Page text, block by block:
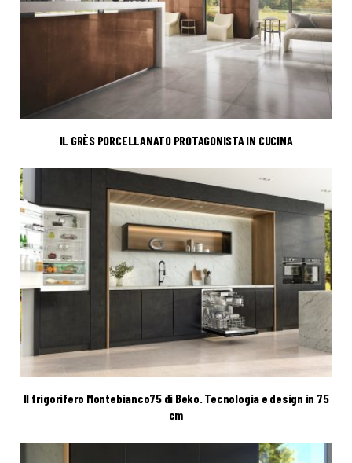
IL GRÈS PORCELLANATO PROTAGONISTA IN CUCINA
Il frigorifero Montebianco75 di Beko. Tecnologia e design in 75
cm